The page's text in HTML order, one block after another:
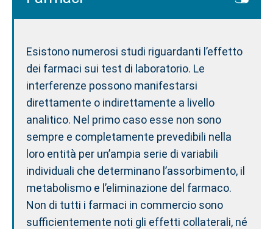
Esistono numerosi studi riguardanti l’effetto
dei farmaci sui test di laboratorio. Le
interferenze possono manifestarsi
direttamente o indirettamente a livello
analitico. Nel primo caso esse non sono
sempre e completamente prevedibili nella
loro entità per un’ampia serie di variabili
individuali che determinano l’assorbimento, il
metabolismo e l’eliminazione del farmaco.
Non di tutti i farmaci in commercio sono
sufficientemente noti gli effetti collaterali, né